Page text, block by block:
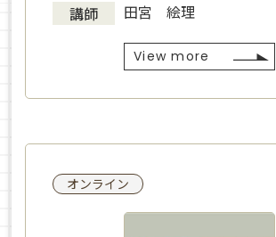
講師
田宮 絵理
View more
オンライン